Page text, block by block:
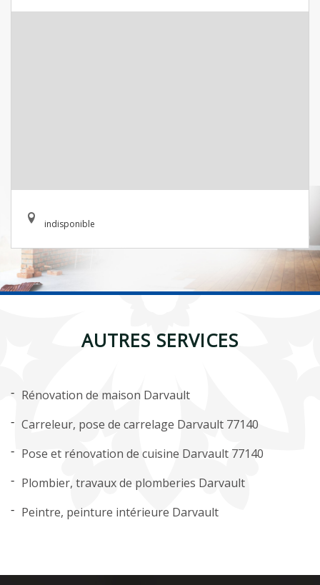
indisponible
AUTRES SERVICES
Rénovation de maison Darvault
Carreleur, pose de carrelage Darvault 77140
Pose et rénovation de cuisine Darvault 77140
Plombier, travaux de plomberies Darvault
Peintre, peinture intérieure Darvault